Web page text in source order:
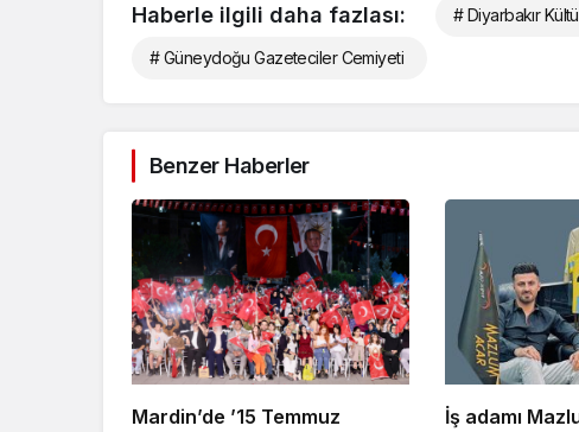
Haberle ilgili daha fazlası: # Diyarbakır
# Güneydoğu Gazeteciler Cemiyeti
Benzer Haberler
Mardin’de ’15 Temmuz
İş adamı